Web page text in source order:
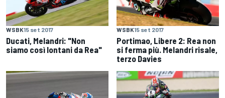
WSBK15 set 2017
Ducati, Melandri: "Non
siamo così lontani da Rea"
WSBK15 set 2017
Portimao, Libere 2: Rea non
si ferma più. Melandri risale,
terzo Davies